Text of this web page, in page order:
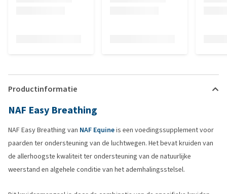
Productinformatie
NAF Easy Breathing
NAF Easy Breathing van NAF Equineis een voedingssupplement voor
paarden ter ondersteuning van de luchtwegen. Het bevat kruiden van
de allerhoogste kwaliteit ter ondersteuning van de natuurlijke
weerstand en algehele conditie van het ademhalingsstelsel.